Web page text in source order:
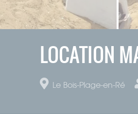
LOCATION
Le Bois-Plage-en-Ré